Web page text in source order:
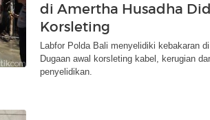
di Amertha Husadha
Korsleting
Labfor Polda Bali menyelidiki kebakaran
Dugaan awal korsleting kabel, kerugian
penyelidikan.